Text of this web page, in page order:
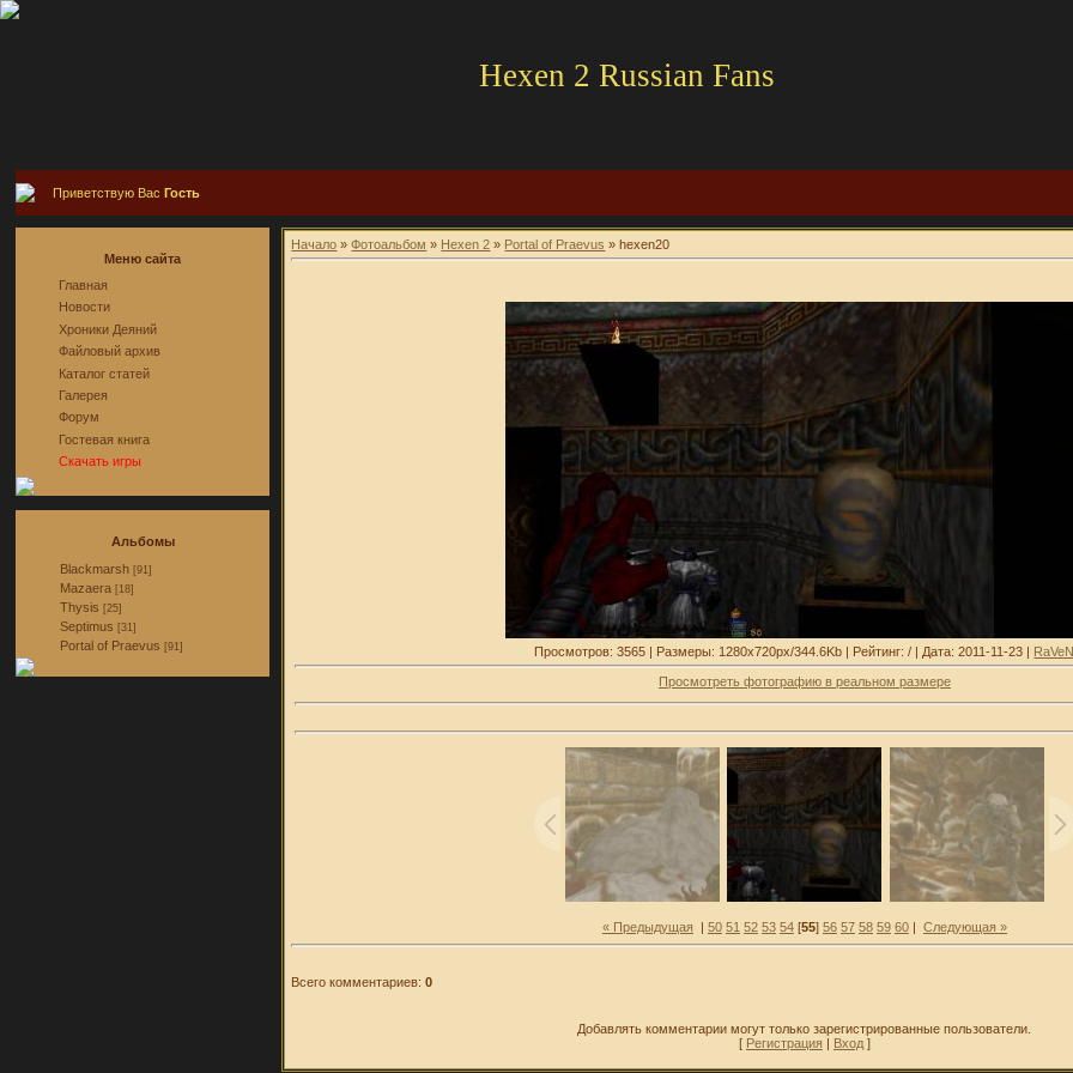
Hexen 2 Russian Fans
Приветствую ВасГость
Меню сайта
Главная
Новости
Хроники Деяний
Файловый архив
Каталог статей
Галерея
Форум
Гостевая книга
Скачать игры
Альбомы
Blackmarsh [91]
Mazaera [18]
Thysis [25]
Septimus [31]
Portal of Praevus [91]
Начало »Фотоальбом » Hexen 2 » Portal of Praevus » hexen20
Просмотров: 3565 | Размеры: 1280x720px/344.6Kb | Рейтинг: / | Дата: 2011-11-23 |
Просмотреть фотографию в реальном размере
« Предыдущая | 50 51 52 53 54[55] 56 57 58 59 60| Следующая »
Всего комментариев:0
Добавлять комментарии могут только зарегистрированные пользователи.
[ Регистрация Вход]